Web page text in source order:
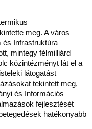
meg. A város
és Infrastruktúra
mintegy félmilliárd
közintézményt lát el a
látogatást
tekintett meg,
és Információs
fejlesztését
hatékonyabb